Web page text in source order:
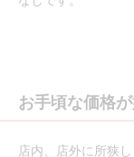
お手頃な価格
店内、店外に所狭